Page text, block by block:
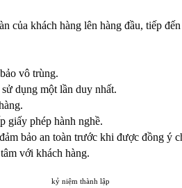
của khách hàng lên hàng đầu, tiếp
vô trùng.
dụng một lần duy nhất.
giấy phép hành nghề.
bảo an toàn trước khi được đồng ý
với khách hàng.